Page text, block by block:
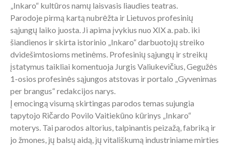
„Inkaro“ kultūros namų laisvasis liaudies teatras.
Parodoje pirmą kartą nubrėžta ir Lietuvos profesinių
sąjungų laiko juosta. Ji apima įvykius nuo XIX a. pab. iki
šiandienos ir skirta istorinio „Inkaro“ darbuotojų streiko
dvidešimtosioms metinėms. Profesinių sąjungų ir streikų
įstatymus taikliai komentuoja Jurgis Valiukevičius, Gegužės
1-osios profesinės sąjungos atstovas ir portalo „Gyvenimas
per brangus“ redakcijos narys.
Į emocingą visumą skirtingas parodos temas sujungia
tapytojo Ričardo Povilo Vaitiekūno kūrinys „Inkaro“
moterys. Tai parodos altorius, talpinantis peizažą, fabriką ir
jo žmones, jų balsų aidą, jų vitališkumą industriniame mirties